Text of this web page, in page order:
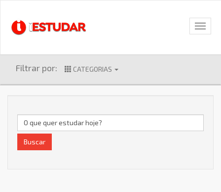
Filtrar por: CATEGORIAS
Buscar